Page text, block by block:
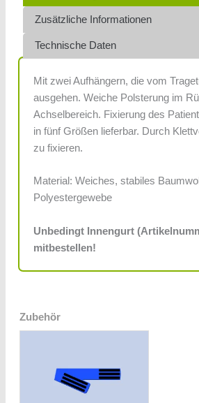
Zusätzliche Informationen
Technische Daten
Mit zwei Aufhängern, die vom
ausgehen. Weiche Polsterung im
Achselbereich. Fixierung des
in fünf Größen lieferbar. Durch
zu fixieren.
Material: Weiches, stabiles
Polyestergewebe
Unbedingt Innengurt
mitbestellen!
Zubehör